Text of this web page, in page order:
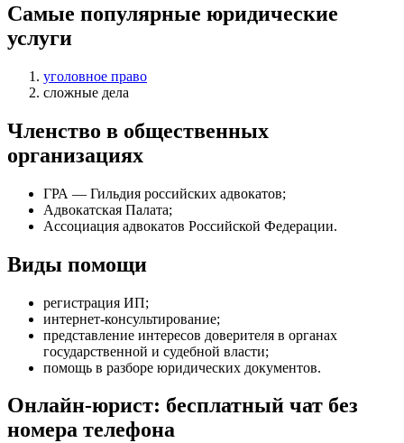
Самые популярные юридические
услуги
уголовное право
сложные дела
Членство в общественных
организациях
ГРА — Гильдия российских адвокатов;
Адвокатская Палата;
Ассоциация адвокатов Российской Федерации.
Виды помощи
регистрация ИП;
интернет-консультирование;
представление интересов доверителя в органах
государственной и судебной власти;
помощь в разборе юридических документов.
Онлайн-юрист: бесплатный чат без
номера телефона